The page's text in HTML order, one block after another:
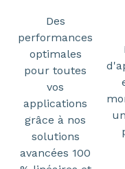
Des
performances
optimales
pour toutes
vos
applications
grâce à nos
solutions
avancées 100